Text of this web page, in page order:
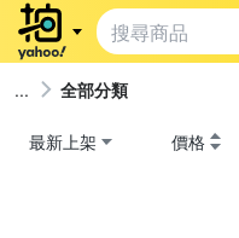
全部分類
最新上架 價格